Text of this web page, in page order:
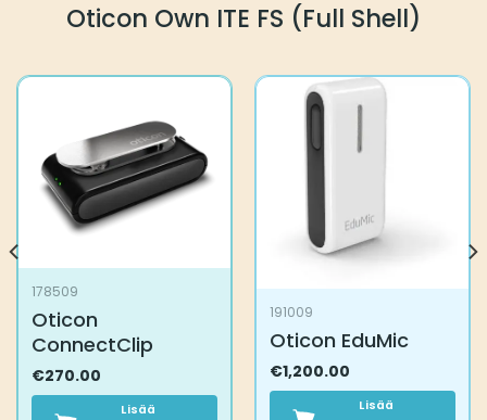
Oticon Own ITE FS (Full Shell)
178509
Oticon
ConnectClip
€270.00
Lisää
191009
Oticon EduMic
€1,200.00
Lisää